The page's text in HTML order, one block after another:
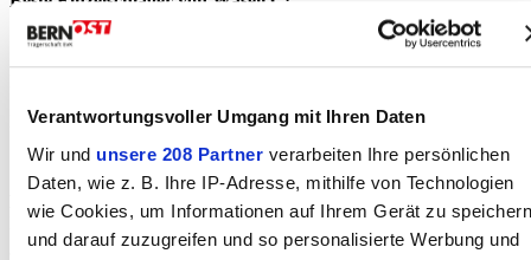
Verantwortungsvoller Umgang mit Ihren Daten
Wir und unsere 208 Partner verarbeiten Ihre persönlichen
Daten, wie z. B. Ihre IP-Adresse, mithilfe von Technologien
wie Cookies, um Informationen auf Ihrem Gerät zu speichern
und darauf zuzugreifen und so personalisierte Werbung und
Stalder Michael 66pkt. (16,15,18,17)
Binggeli Marco 56pkt. (13,14,14,15)
Besten Dank geht an den heutigen Nouss-Sponsor:
Restaurant Rössli Heistrich in Utzigen